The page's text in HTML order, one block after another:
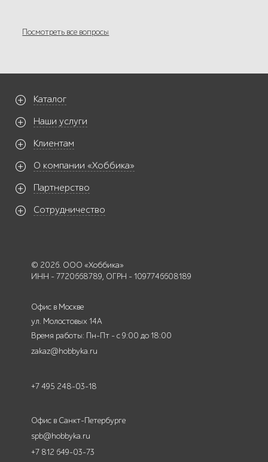
Посмотреть все вопросы
Каталог
Наши услуги
Клиентам
О компании «Хоббика»
Партнерство
Сотрудничество
© 2026. ООО «Хоббика»
ИНН - 7720668789, ОГРН - 1097746608189
Офис в Москве
ул. Молостовых 14А
Время работы: Пн-Пт - с 9:00 до 18:00
zakaz@hobbyka.ru
+7 495 248-03-18
Офис в Санкт-Петербурге
spb@hobbyka.ru
+7 812 649-03-73